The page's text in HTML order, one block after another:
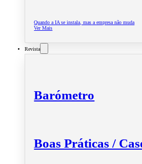
Quando a IA se instala, mas a empresa não muda
Ver Mais
Revista
Barómetro
Boas Práticas /